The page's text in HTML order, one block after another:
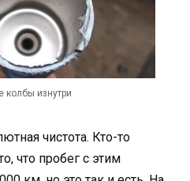
колбы изнутри
чистота. Кто-то
что пробег с этим